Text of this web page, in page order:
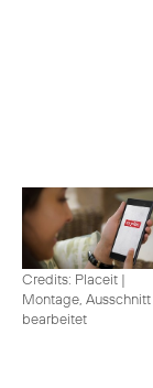
Credits: Placeit |
Montage, Ausschnitt
bearbeitet